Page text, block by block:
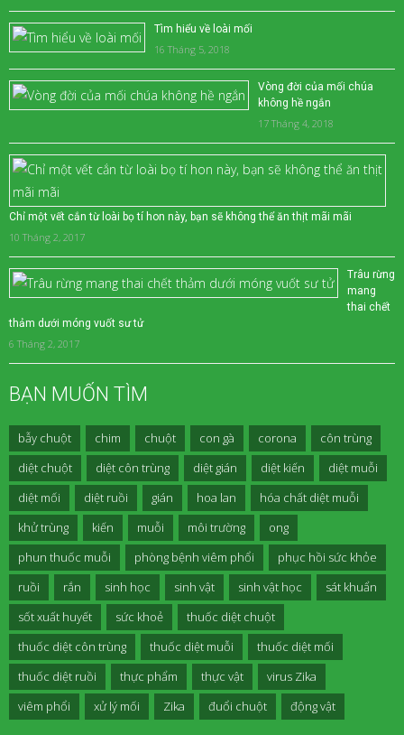
Tìm hiểu về loài mối
16 Tháng 5, 2018
Vòng đời của mối chúa
không hề ngắn
17 Tháng 4, 2018
Chỉ một vết cắn từ loài bọ tí hon này, bạn sẽ không thể ăn thịt mãi mãi
10 Tháng 2, 2017
Trâu rừng
mang
thai chết
thảm dưới móng vuốt sư tử
6 Tháng 2, 2017
BẠN MUỐN TÌM
bẫy chuột chim chuột con gà corona
côn trùng
diệt chuột
diệt côn trùng diệt gián diệt kiến
diệt muỗi
diệt mối
diệt ruồi gián hoa lan
hóa chất diệt muỗi
khử trùng
kiến muỗi môi trường
ong
phun thuốc muỗi
phòng bệnh viêm phổi
phục hồi sức khỏe
ruồi
rắn sinh học sinh vật sinh vật học
sát khuẩn
sốt xuất huyết
sức khoẻ
thuốc diệt chuột
thuốc diệt côn trùng
thuốc diệt muỗi
thuốc diệt mối
thuốc diệt ruồi
thực phẩm thực vật
virus Zika
viêm phổi
xử lý mối Zika đuổi chuột động vật